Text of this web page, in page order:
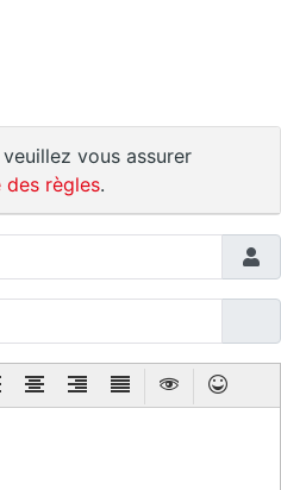
vous assurer
des règles.